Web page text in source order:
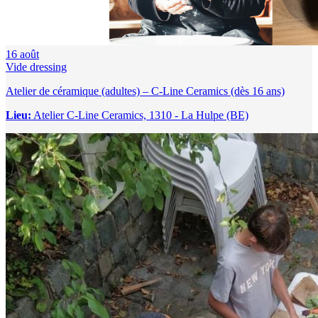
16 août
Vide dressing
Atelier de céramique (adultes) – C-Line Ceramics (dès 16 ans)
Lieu: Atelier C-Line Ceramics, 1310 - La Hulpe (BE)